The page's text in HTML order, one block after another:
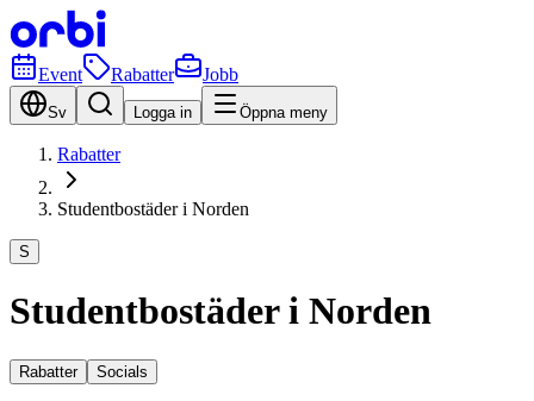
Event Rabatter Jobb
Sv Logga in Öppna meny
Rabatter
Studentbostäder i Norden
S
Studentbostäder i Norden
Rabatter Socials